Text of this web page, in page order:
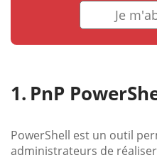
Je
PnP
PowerShell est un outil
administrateurs de